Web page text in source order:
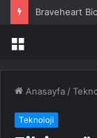
Menü
Anasayfa /
Teknoloji